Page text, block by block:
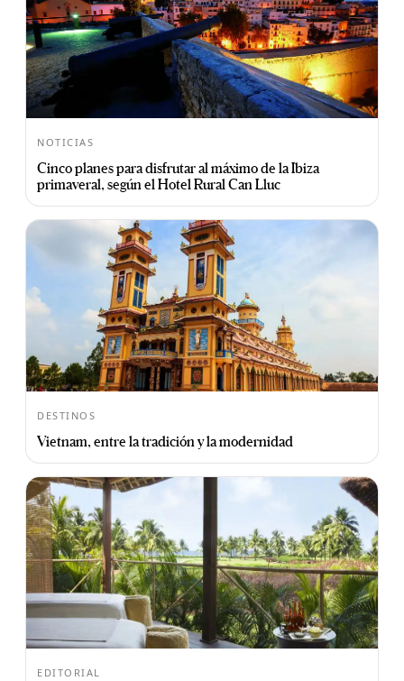
NOTICIAS
Cinco planes para disfrutar al máximo de la Ibiza
primaveral, según el Hotel Rural Can Lluc
DESTINOS
Vietnam, entre la tradición y la modernidad
EDITORIAL